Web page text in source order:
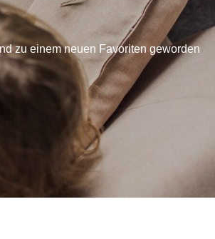
zu einem neuen Favoriten geworden